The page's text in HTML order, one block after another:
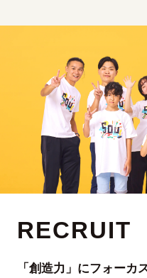
RECRUIT
「創造力」にフォーカ